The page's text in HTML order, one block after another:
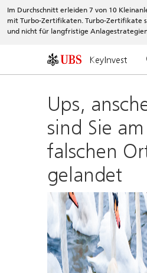
Im Durchschnitt erleiden 7 von 10
mit Turbo-Zertifikaten. Turbo-Zertifikate
und nicht für langfristige
KeyInvest
Ups,
sind Sie am
falschen
gelandet